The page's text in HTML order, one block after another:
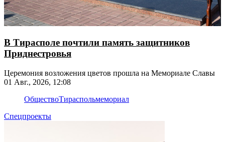
В Тирасполе почтили память защитников
Приднестровья
Церемония возложения цветов прошла на Мемориале Славы
01 Авг., 2026, 12:08
ОбществоТираспольмемориал
Спецпроекты